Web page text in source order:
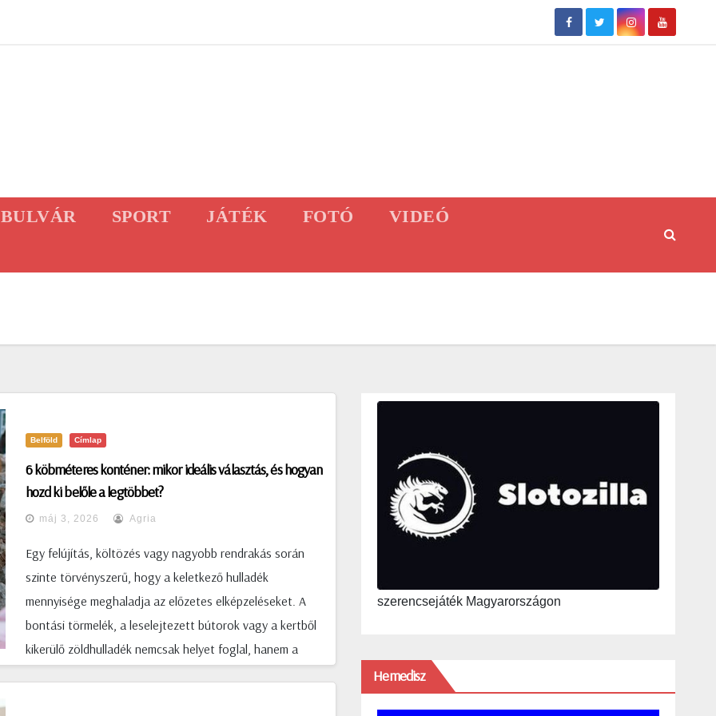
BULVÁR SPORT JÁTÉK FOTÓ
VIDEÓ
Belföld Címlap
6 köbméteres konténer: mikor ideális választás, és hogyan
hozd ki belőle a legtöbbet?
máj 3, 2026 Agria
Egy felújítás, költözés vagy nagyobb rendrakás során
szinte törvényszerű, hogy a keletkező hulladék
mennyisége meghaladja az előzetes elképzeléseket. A
bontási törmelék, a leselejtezett bútorok vagy a kertből
kikerülő zöldhulladék nemcsak helyet foglal, hanem a
szerencsejáték Magyarországon
Hemedisz